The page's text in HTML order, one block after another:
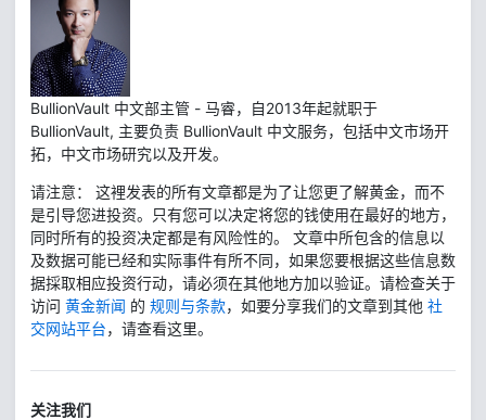
BullionVault 中文部主管 - 马睿，自2013年起就职于
BullionVault, 主要负责 BullionVault 中文服务，包括中文市场开
拓，中文市场研究以及开发。
请注意： 这裡发表的所有文章都是为了让您更了解黄金，而不
是引导您进投资。只有您可以决定将您的钱使用在最好的地方，
同时所有的投资决定都是有风险性的。 文章中所包含的信息以
及数据可能已经和实际事件有所不同，如果您要根据这些信息数
据採取相应投资行动，请必须在其他地方加以验证。请检查关于
访问 黄金新闻 的 规则与条款，如要分享我们的文章到其他 社
交网站平台，请查看这里。
关注我们